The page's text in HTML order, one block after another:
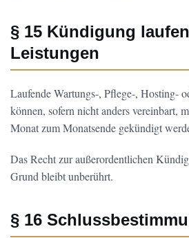
§ 15 Kündigung
Leistungen
Laufende Wartungs-, Pflege-, Hosting-
können, sofern nicht anders vereinbart,
Monat zum Monatsende gekündigt
Das Recht zur außerordentlichen
Grund bleibt unberührt.
§ 16